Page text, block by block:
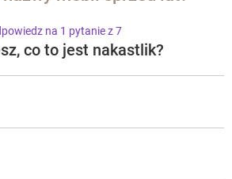
na 1 pytanie z 7
co to jest nakastlik?